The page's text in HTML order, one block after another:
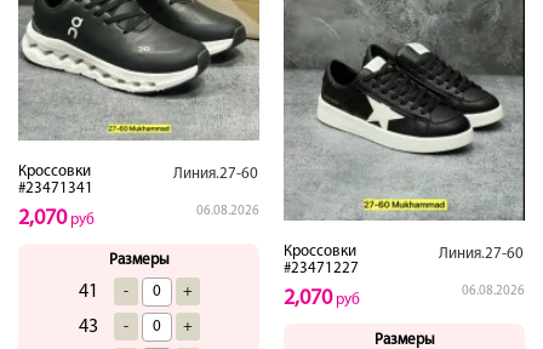
Кроссовки
#23471341
Линия.27-60
06.08.2026
2,070руб
Размеры
41 - +
43 - +
Кроссовки
#23471227
Линия.27-60
06.08.2026
2,070руб
Размеры